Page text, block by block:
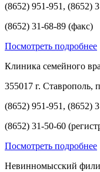
(8652) 951-951, (8652)
(8652) 31-68-89 (факс)
Посмотреть подробнее
Клиника семейного
355017 г.
(8652) 951-951, (8652)
(8652) 31-50-60
Посмотреть подробнее
Невинномысский